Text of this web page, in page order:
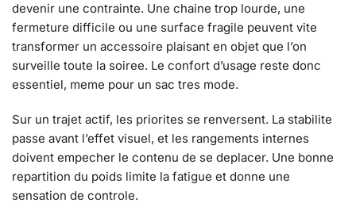
devenir une contrainte. Une chaine trop lourde, une
fermeture difficile ou une surface fragile peuvent vite
transformer un accessoire plaisant en objet que l’on
surveille toute la soiree. Le confort d’usage reste donc
essentiel, meme pour un sac tres mode.
Sur un trajet actif, les priorites se renversent. La stabilite
passe avant l’effet visuel, et les rangements internes
doivent empecher le contenu de se deplacer. Une bonne
repartition du poids limite la fatigue et donne une
sensation de controle.